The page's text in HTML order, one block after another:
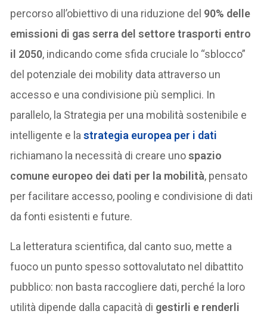
percorso all’obiettivo di una riduzione del 90% delle
emissioni di gas serra del settore trasporti entro
il 2050, indicando come sfida cruciale lo “sblocco”
del potenziale dei mobility data attraverso un
accesso e una condivisione più semplici. In
parallelo, la Strategia per una mobilità sostenibile e
intelligente e lastrategia europea per i dati
richiamano la necessità di creare unospazio
comune europeo dei dati per la mobilità, pensato
per facilitare accesso, pooling e condivisione di dati
da fonti esistenti e future.
La letteratura scientifica, dal canto suo, mette a
fuoco un punto spesso sottovalutato nel dibattito
pubblico: non basta raccogliere dati, perché la loro
utilità dipende dalla capacità di gestirli e renderli